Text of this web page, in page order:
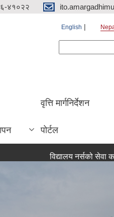
४१०२२
English
वृत्ति मार्गनिर्देशन
पोर्टल
विद्यालय नर्सको सेवा करारमा